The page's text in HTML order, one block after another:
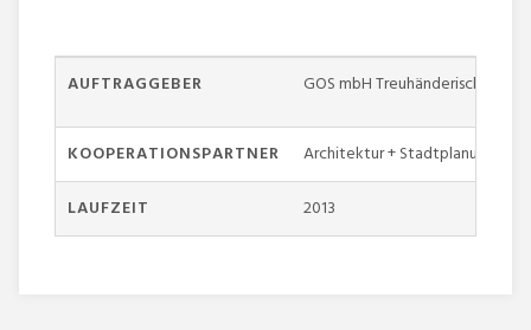
AUFTRAGGEBER GOS mbH Treuhänderischer
KOOPERATIONSPARTNER
Architektur + Stadtplanung
LAUFZEIT
2013